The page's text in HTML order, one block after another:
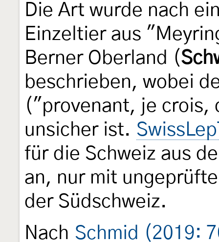
Die Art wurde nach
Einzeltier aus
Berner Oberland (
beschrieben, wobei
("provenant, je crois,
unsicher ist.
für die Schweiz aus
an, nur mit
der Südschweiz.
Nach Schmid (2019: